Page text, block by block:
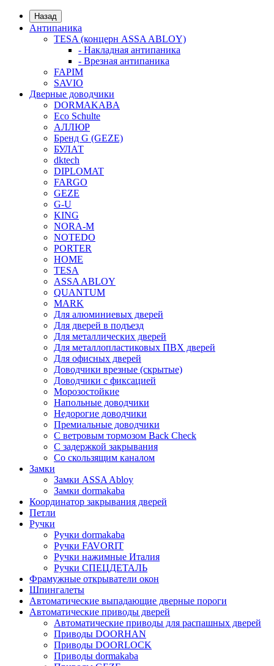
Назад
Антипаника
TESA (концерн ASSA ABLOY)
- Накладная антипаника
- Врезная антипаника
FAPIM
SAVIO
Дверные доводчики
DORMAKABA
Eco Schulte
АЛЛЮР
Бренд G (GEZE)
БУЛАТ
dktech
DIPLOMAT
FARGO
GEZE
G-U
KING
NORA-M
NOTEDO
PORTER
HOME
TESA
ASSA ABLOY
QUANTUM
MARK
Для алюминиевых дверей
Для дверей в подъезд
Для металлических дверей
Для металлопластиковых ПВХ дверей
Для офисных дверей
Доводчики врезные (скрытые)
Доводчики с фиксацией
Морозостойкие
Напольные доводчики
Недорогие доводчики
Премиальные доводчики
С ветровым тормозом Back Check
С задержкой закрывания
Со скользящим каналом
Замки
Замки ASSA Abloy
Замки dormakaba
Координатор закрывания дверей
Петли
Ручки
Ручки dormakaba
Ручки FAVORIT
Ручки нажимные Италия
Ручки СПЕЦДЕТАЛЬ
Фрамужные открыватели окон
Шпингалеты
Автоматические выпадающие дверные пороги
Автоматические приводы дверей
Автоматические приводы для распашных дверей
Приводы DOORHAN
Приводы DOORLOCK
Приводы dormakaba